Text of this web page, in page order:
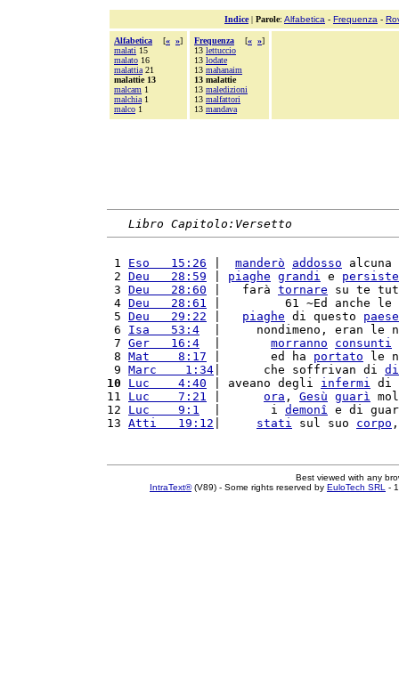
Indice| Parole: Alfabetica - Frequenza -
Alfabetica [« »]
malati 15
malato 16
malattia 21
malattie 13
malcam 1
malchia 1
malco 1
Frequenza [« »]
13 lettuccio
13 lodate
13 mahanaim
13 malattie
13 maledizioni
13 malfattori
13 mandava
Libro Capitolo:Versetto
1 Eso   15:26 manderò addosso
2 Deu   28:59 piaghe grandi e
3 Deu   28:60 |   farà tornare su te
4 Deu   28:61 |         61 ~Ed anche le
5 Deu   29:22 piaghe di questo paese
6 Isa   53:4
|     nondimeno, eran le
7 Ger   16:4 morranno consunti
8 Mat    8:17 |       ed ha portato le
9 Marc    1:34 |      che soffrivan di
10
Luc    4:40 | aveano degli infermi di
11 Luc    7:21 ora , Gesù guarì
12 Luc    9:1
  |       i
demonî e di
13 Atti   19:12 stati sul suo corpo
Best viewed with any
IntraText®(V89) - Some rights reserved by EuloTech SRL -